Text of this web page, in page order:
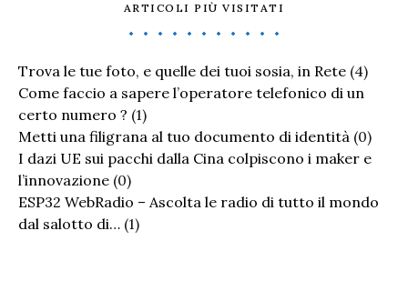
ARTICOLI PIÙ VISITATI
Trova le tue foto, e quelle dei tuoi sosia, in Rete (4)
Come faccio a sapere l’operatore telefonico di un
certo numero ? (1)
Metti una filigrana al tuo documento di identità (0)
I dazi UE sui pacchi dalla Cina colpiscono i maker e
l’innovazione (0)
ESP32 WebRadio – Ascolta le radio di tutto il mondo
dal salotto di… (1)